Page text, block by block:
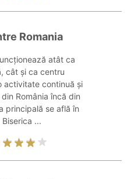
Romania
atât ca
cât și ca centru
activitate continuă și
România încă din
principală se află în
...